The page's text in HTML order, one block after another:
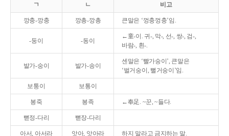
ㄱ ㄴ 비고
깡충-깡충 깡총-깡총 큰말은 ‘껑충껑충’임.
-둥이 -동이
←童-이. 귀-, 막-, 선-, 쌍-, 검-,
바람-, 흰-.
발가-숭이 발가-송이
센말은 ‘빨가숭이’, 큰말은
‘벌거숭이, 뻘거숭이’임.
보퉁이 보통이
봉죽 봉족 ←奉足. ~꾼, ~들다.
뻗정-다리 뻗장-다리
아서, 아서라 앗아, 앗아라 하지 말라고 금지하는 말.